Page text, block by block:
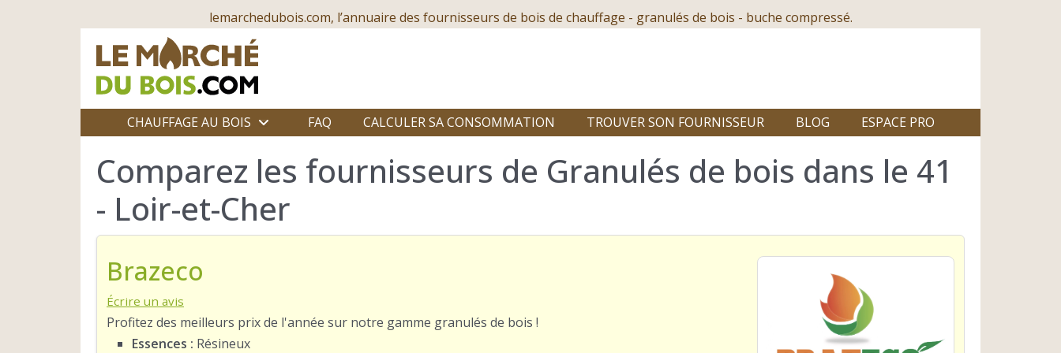
lemarchedubois.com, l’annuaire des fournisseurs de bois de chauffage - granulés de bois - buche compressé.
CHAUFFAGE AU BOIS FAQ CALCULER SA CONSOMMATION TROUVER SON FOURNISSEUR BLOG ESPACE PRO
Comparez les fournisseurs de Granulés de bois dans le 41
- Loir-et-Cher
Brazeco
Écrire un avis
Profitez des meilleurs prix de l'année sur notre gamme granulés de bois !
Essences : Résineux